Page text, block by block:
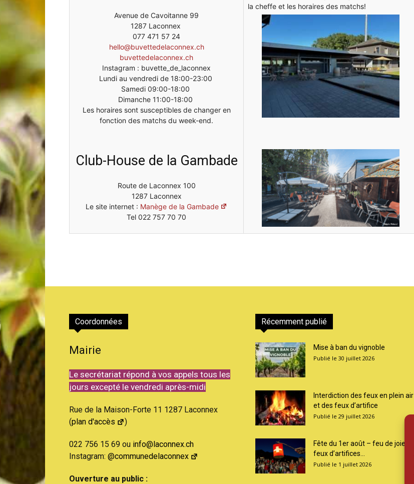
Avenue de Cavoitanne 99
1287 Laconnex
077 471 57 24
hello@buvettedelaconnex.ch
buvettedelaconnex.ch
Instagram : buvette_de_laconnex
Lundi au vendredi de 18:00-23:00
Samedi 09:00-18:00
Dimanche 11:00-18:00
Les horaires sont susceptibles de changer en
fonction des matchs du week-end.
Club-House de la Gambade
Route de Laconnex 100
1287 Laconnex
Le site internet : Manège de la Gambade
Tel 022 757 70 70
la cheffe et les horaires des matchs!
Coordonnées
Mairie
Le secrétariat répond à vos appels tous les
jours excepté le vendredi après-midi
Rue de la Maison-Forte 11 1287 Laconnex
(plan d'accès )
022 756 15 69 ou info@laconnex.ch
Instagram: @communedelaconnex
Ouverture au public :
Récemment publié
Mise à ban du vignoble
30 juillet 2026
Interdiction des feux en plein air
et des feux d’artifice
29 juillet 2026
Fête du 1er août – feu de joie et
feux d’artifices...
1 juillet 2026